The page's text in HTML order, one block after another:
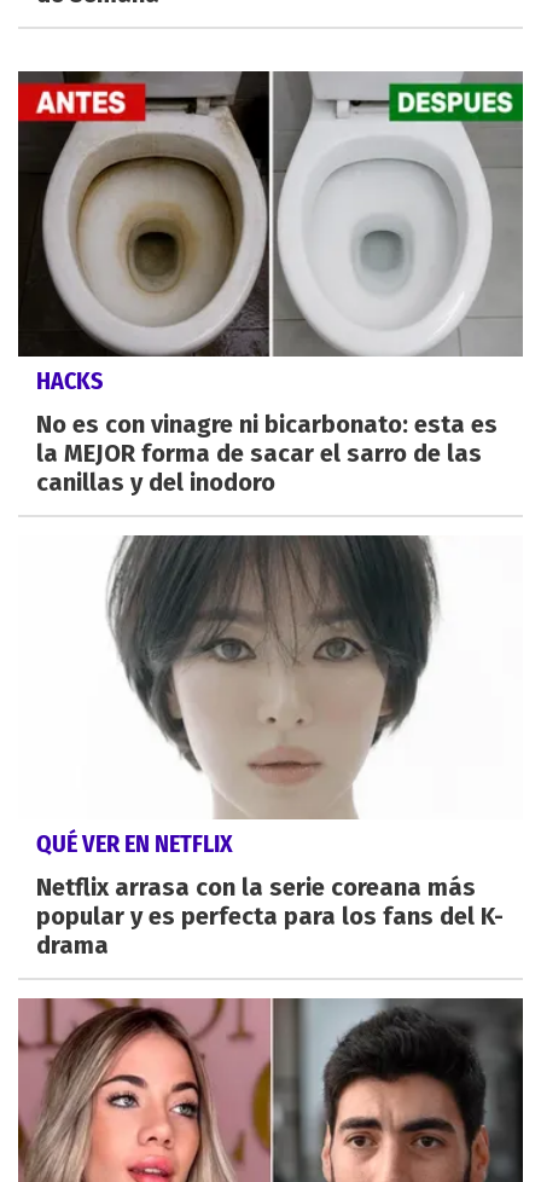
HACKS
No es con vinagre ni bicarbonato: esta es
la MEJOR forma de sacar el sarro de las
canillas y del inodoro
QUÉ VER EN NETFLIX
Netflix arrasa con la serie coreana más
popular y es perfecta para los fans del K-
drama